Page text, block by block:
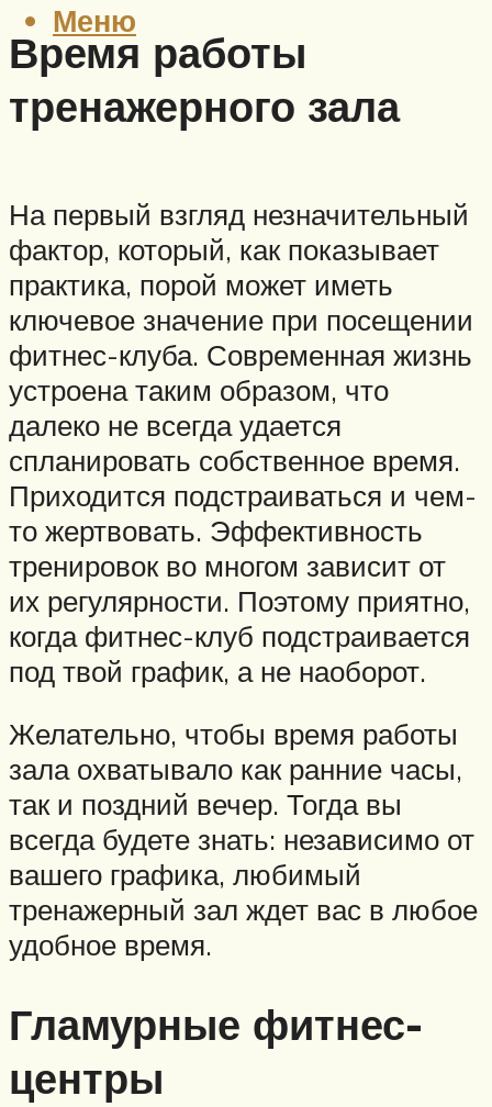
Меню
Время работы
тренажерного зала
На первый взгляд незначительный
фактор, который, как показывает
практика, порой может иметь
ключевое значение при посещении
фитнес-клуба. Современная жизнь
устроена таким образом, что
далеко не всегда удается
спланировать собственное время.
Приходится подстраиваться и чем-
то жертвовать. Эффективность
тренировок во многом зависит от
их регулярности. Поэтому приятно,
когда фитнес-клуб подстраивается
под твой график, а не наоборот.
Желательно, чтобы время работы
зала охватывало как ранние часы,
так и поздний вечер. Тогда вы
всегда будете знать: независимо от
вашего графика, любимый
тренажерный зал ждет вас в любое
удобное время.
Гламурные фитнес-
центры